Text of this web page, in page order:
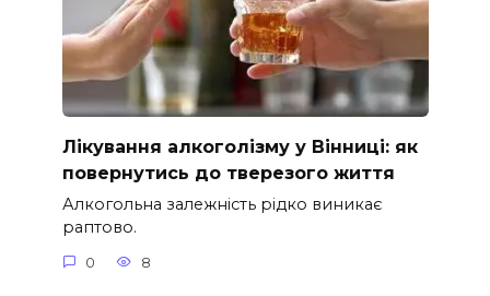
Лікування алкоголізму у Вінниці: як
повернутись до тверезого життя
Алкогольна залежність рідко виникає
раптово.
0 8